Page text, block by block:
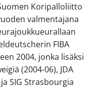
Koripalloliitto
valmentajana
FIBA
2004, jonka lisäksi
(2004-06), JDA
SIG Strasbourgia